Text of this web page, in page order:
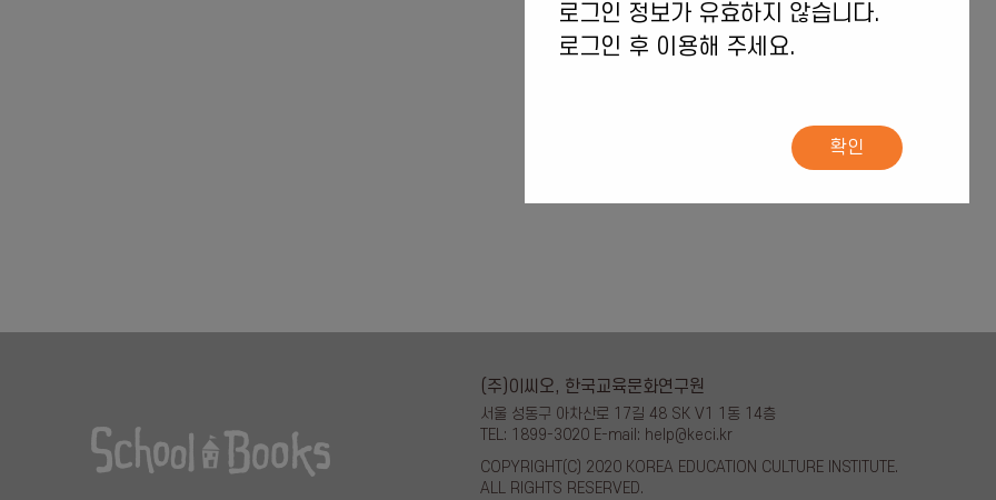
(주)이씨오, 한국교육문화연구원
서울 성동구 아차산로 17길 48 SK V1 1동 14층
TEL: 1899-3020 E-mail: help@keci.kr
COPYRIGHT(C) 2020 KOREA EDUCATION CULTURE INSTITUTE.
ALL RIGHTS RESERVED.
로그인 정보가 유효하지 않습니다.
로그인 후 이용해 주세요.
확인